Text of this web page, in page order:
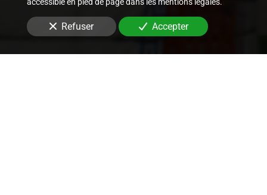
Refuser Accepter